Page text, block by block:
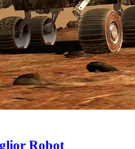
Robot